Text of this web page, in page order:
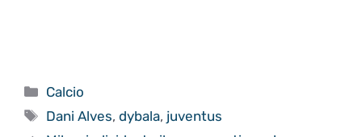
Categorie
Calcio
Tag
Dani Alves,dybala, juventus